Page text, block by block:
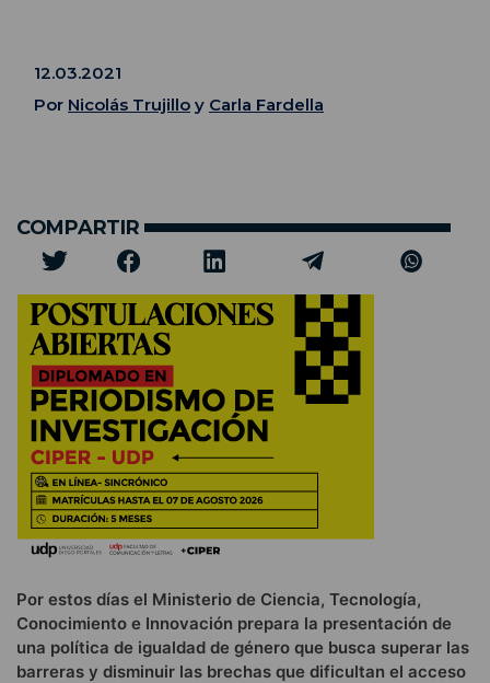
12.03.2021
Por Nicolás Trujillo y Carla Fardella
COMPARTIR
Por estos días el Ministerio de Ciencia, Tecnología,
Conocimiento e Innovación prepara la presentación de
una política de igualdad de género que busca superar las
barreras y disminuir las brechas que dificultan el acceso